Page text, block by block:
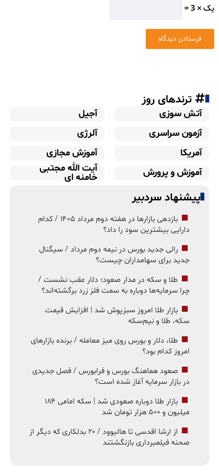
یک × 3 =
ترندهای روز
آتش سوزی
آجیل
آزمون سراسری
آلرژی
آمریکا
آموزش مجازی
آموزش و پرورش
آیت الله مجتبی
خامنه ای
پیشنهاد سردبیر
بازدهی بازارها در هفته دوم مرداد ۱۴۰۵ / کدام
دارایی بیشترین سود را داد؟
رالی جدید بورس در نیمه دوم مرداد / سیگنال
جدید برای سهامداران چیست؟
طلا و سکه در مدار صعود؛ دلار عقب نشست /
چرا سرمایه‌ها دوباره به سمت فلز زرد برگشته‌اند؟
بازار طلا امروز سبزپوش شد | افزایش قیمت
سکه، طلا و نیم‌سکه
طلا، دلار و بورس روی میز معامله / برنده بازارهای
امروز کدام بود؟
صعود هماهنگ بورس و فرابورس / فصل جدیدی
در بازار سرمایه آغاز شده است؟
بازار طلا دوباره صعودی شد | سکه امامی ۱۸۴
میلیون و ۵۰۰ هزار تومان شد
از ارشا اقدسی تا هالیوود / ۲۰ بدلکاری که دیگر از
صحنه فیلمبرداری بازنگشتند